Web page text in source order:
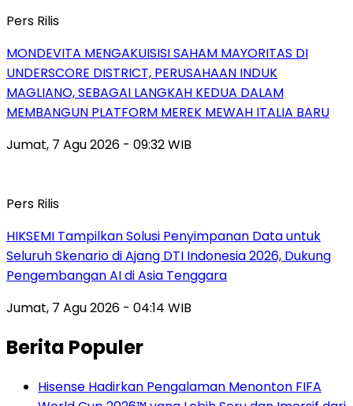
Pers Rilis
MONDEVITA MENGAKUISISI SAHAM MAYORITAS DI
UNDERSCORE DISTRICT, PERUSAHAAN INDUK
MAGLIANO, SEBAGAI LANGKAH KEDUA DALAM
MEMBANGUN PLATFORM MEREK MEWAH ITALIA BARU
Jumat, 7 Agu 2026 - 09:32 WIB
Pers Rilis
HIKSEMI Tampilkan Solusi Penyimpanan Data untuk
Seluruh Skenario di Ajang DTI Indonesia 2026, Dukung
Pengembangan AI di Asia Tenggara
Jumat, 7 Agu 2026 - 04:14 WIB
Berita Populer
Hisense Hadirkan Pengalaman Menonton FIFA